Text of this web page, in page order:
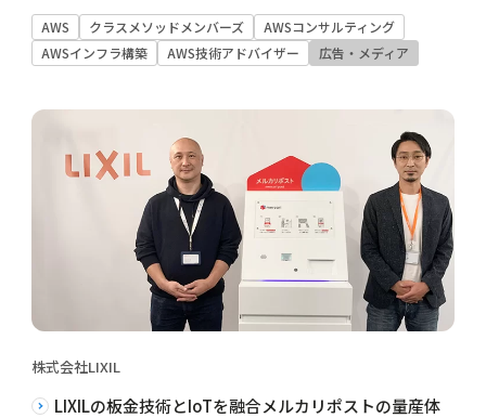
AWS クラスメソッドメンバーズ
AWSコンサルティング
AWSインフラ構築
AWS技術アドバイザー 広告・メディア
株式会社LIXIL
LIXILの板金技術とIoTを融合メルカリポストの量産体